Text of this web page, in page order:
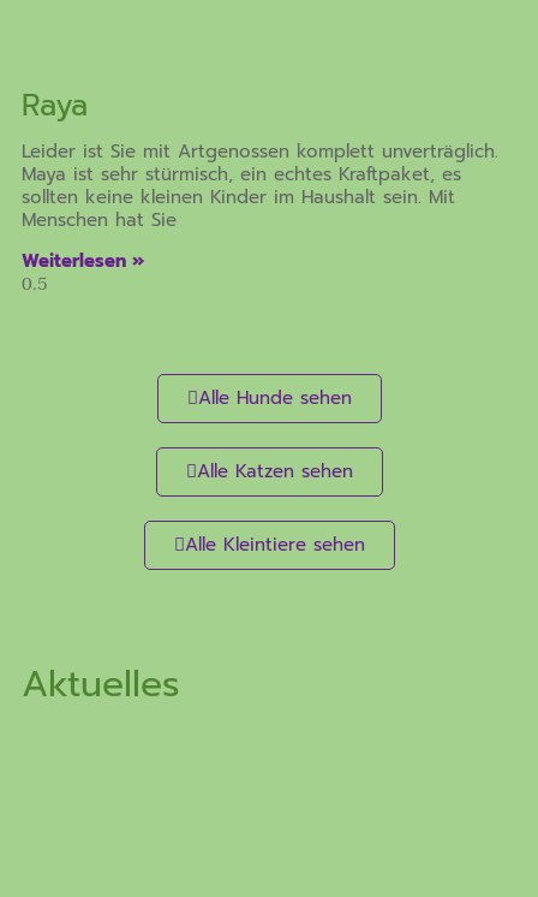
Raya
Leider ist Sie mit Artgenossen komplett unverträglich.
Maya ist sehr stürmisch, ein echtes Kraftpaket, es
sollten keine kleinen Kinder im Haushalt sein. Mit
Menschen hat Sie
Weiterlesen »
Alle Hunde sehen
Alle Katzen sehen
Alle Kleintiere sehen
Aktuelles